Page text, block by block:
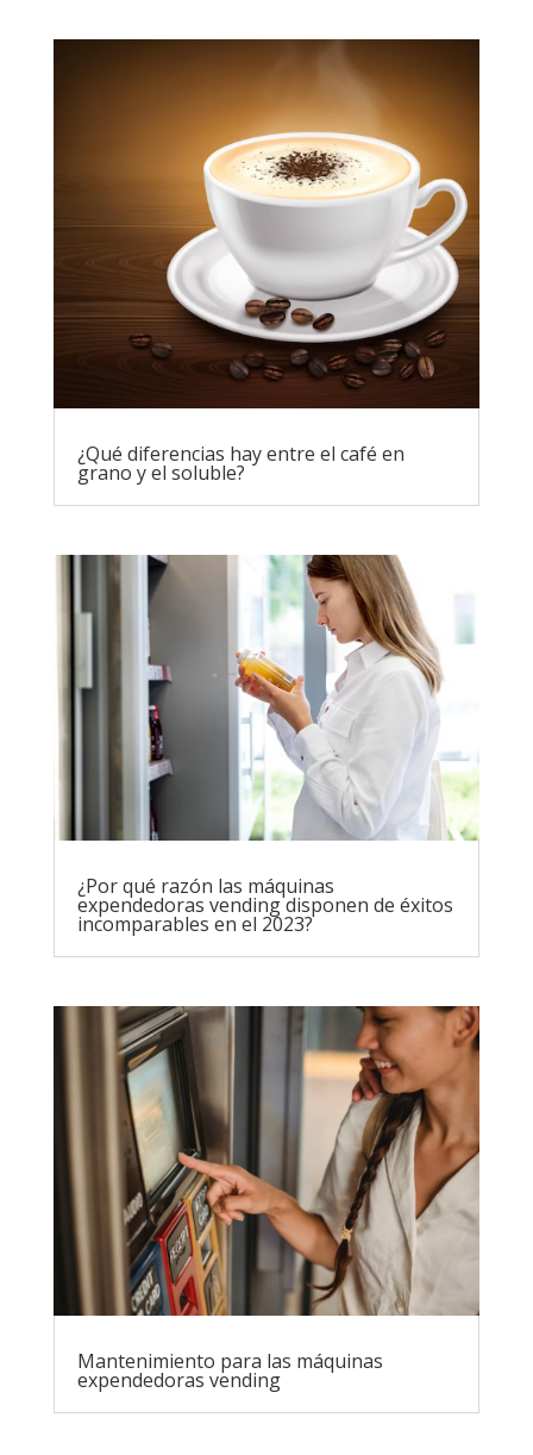
¿Qué diferencias hay entre el café en
grano y el soluble?
¿Por qué razón las máquinas
expendedoras vending disponen de éxitos
incomparables en el 2023?
Mantenimiento para las máquinas
expendedoras vending